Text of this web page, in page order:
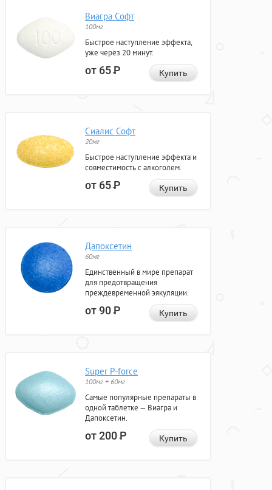
Виагра Софт
100мг
Быстрое наступление эффекта,
уже через 20 минут.
от 65Р Купить
Сиалис Софт
20мг
Быстрое наступление эффекта и
совместимость с алкоголем.
от 65Р Купить
Дапоксетин
60мг
Единственный в мире препарат
для предотвращения
преждевременной эякуляции.
от 90Р Купить
Super P-force
100мг + 60мг
Самые популярные препараты в
одной таблетке — Виагра и
Дапоксетин.
от 200Р Купить